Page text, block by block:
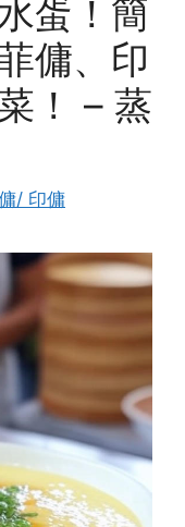
蛋！簡
傭、印
！ – 蒸
/ 印傭